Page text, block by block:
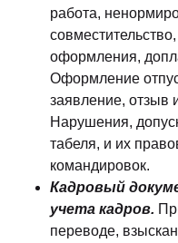
работа,
оформления,
Оформление
заявление, отзыв
Нарушения,
табеля, и их
командировок.
Кадровый
учета кадров.
переводе,